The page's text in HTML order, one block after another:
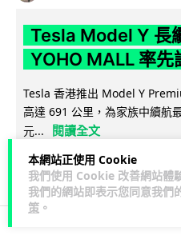
本網站正使用 Cookie
我們使用 Cookie 改善網站體
我們的網站即表示您同意我們
策 。
Tesla Model Y 長
YOHO MALL 率先
Tesla 香港推出 Model Y
高達 691 公里，為家族中續航
元...
閱讀全文
92 19↗ 分享